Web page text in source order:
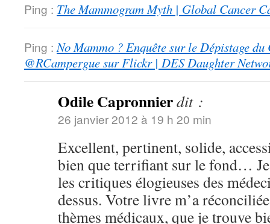
Ping : The Mammogram Myth | Global Cancer
Ping : No Mammo ? Enquête sur le Dépistage
@RCampergue sur Flickr | DES Daughter
Odile Capronnierdit :
26 janvier 2012 à 19 h 20 min
Excellent, pertinent, solide,
bien que terrifiant sur le fond… Je
les critiques élogieuses des
dessus. Votre livre m’a
thèmes médicaux, que je trouve